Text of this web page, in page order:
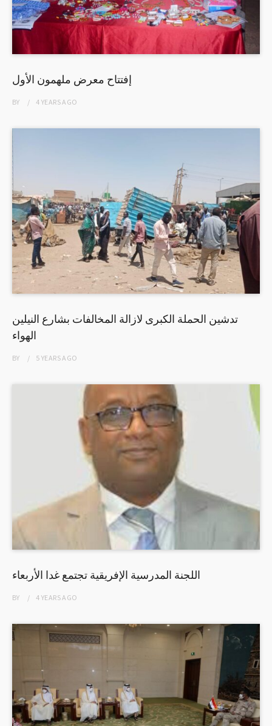
إفتتاح معرض ملهمون الأول
BY 4 YEARSAGO
تدشين الحملة الكبرى لازالة المخالفات بشارع النيلين
الهواء
BY 5 YEARSAGO
اللجنة المدرسية الإفريقية تجتمع غدا الأربعاء
BY 4 YEARSAGO